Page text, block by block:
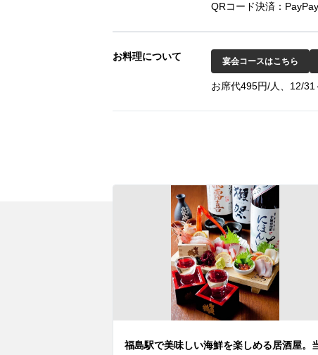
QRコード決済：PayPay
お料理について 宴会コースはこちら
お席代495円/人、12/
福島駅で美味しい海鮮を楽しめる居酒屋。